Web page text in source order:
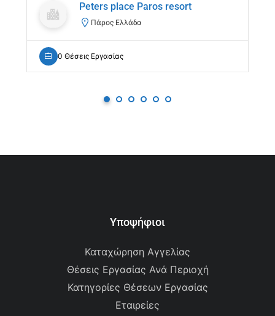
Peters place Paros resort
Πάρος Ελλάδα
0 Θέσεις Εργασίας
Υποψήφιοι
Καταχώρηση Αγγελίας
Θέσεις Εργασίας Ανά Περιοχή
Κατηγορίες Θέσεων Εργασίας
Εταιρείες